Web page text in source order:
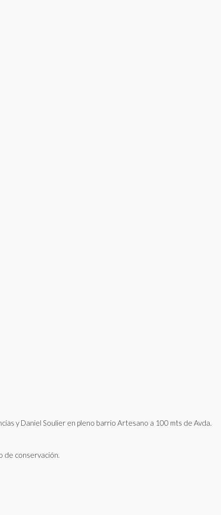
y Daniel Soulier en pleno barrio Artesano a 100 mts de Avda.
de conservación.